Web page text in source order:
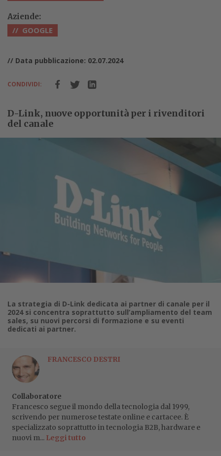
Aziende:
GOOGLE
// Data pubblicazione: 02.07.2024
CONDIVIDI:
D-Link, nuove opportunità per i rivenditori
del canale
La strategia di D-Link dedicata ai partner di canale per il
2024 si concentra soprattutto sull’ampliamento del team
sales, su nuovi percorsi di formazione e su eventi
dedicati ai partner.
FRANCESCO DESTRI
Collaboratore
Francesco segue il mondo della tecnologia dal 1999,
scrivendo per numerose testate online e cartacee. È
specializzato soprattutto in tecnologia B2B, hardware e
nuovi m... Leggi tutto